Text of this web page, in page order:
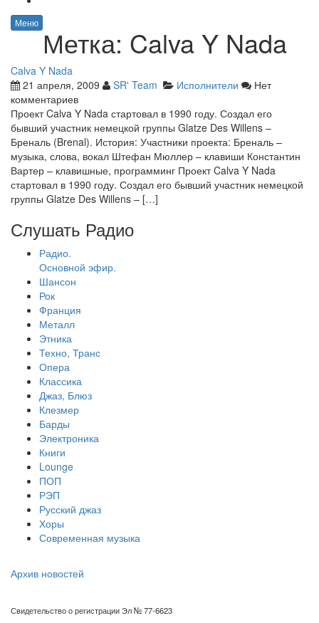
Меню
Метка: Calva Y Nada
Calva Y Nada
21 апреля, 2009
SR' Team Исполнители
Нет
комментариев
Проект Calva Y Nada стартовал в 1990 году. Создал его
бывший участник немецкой группы Glatze Des Willens –
Бреналь (Brenal). История: Участники проекта: Бреналь –
музыка, слова, вокал Штефан Мюллер – клавиши Константин
Вартер – клавишные, программинг Проект Calva Y Nada
стартовал в 1990 году. Создал его бывший участник немецкой
группы Glatze Des Willens – […]
Слушать Радио
Радио.
Основной эфир.
Шансон
Рок
Франция
Металл
Этника
Техно, Транс
Опера
Классика
Джаз, Блюз
Клезмер
Барды
Электроника
Книги
Lounge
ПОП
РЭП
Русский джаз
Хоры
Современная музыка
Архив новостей
Свидетельство о регистрации Эл № 77-6623